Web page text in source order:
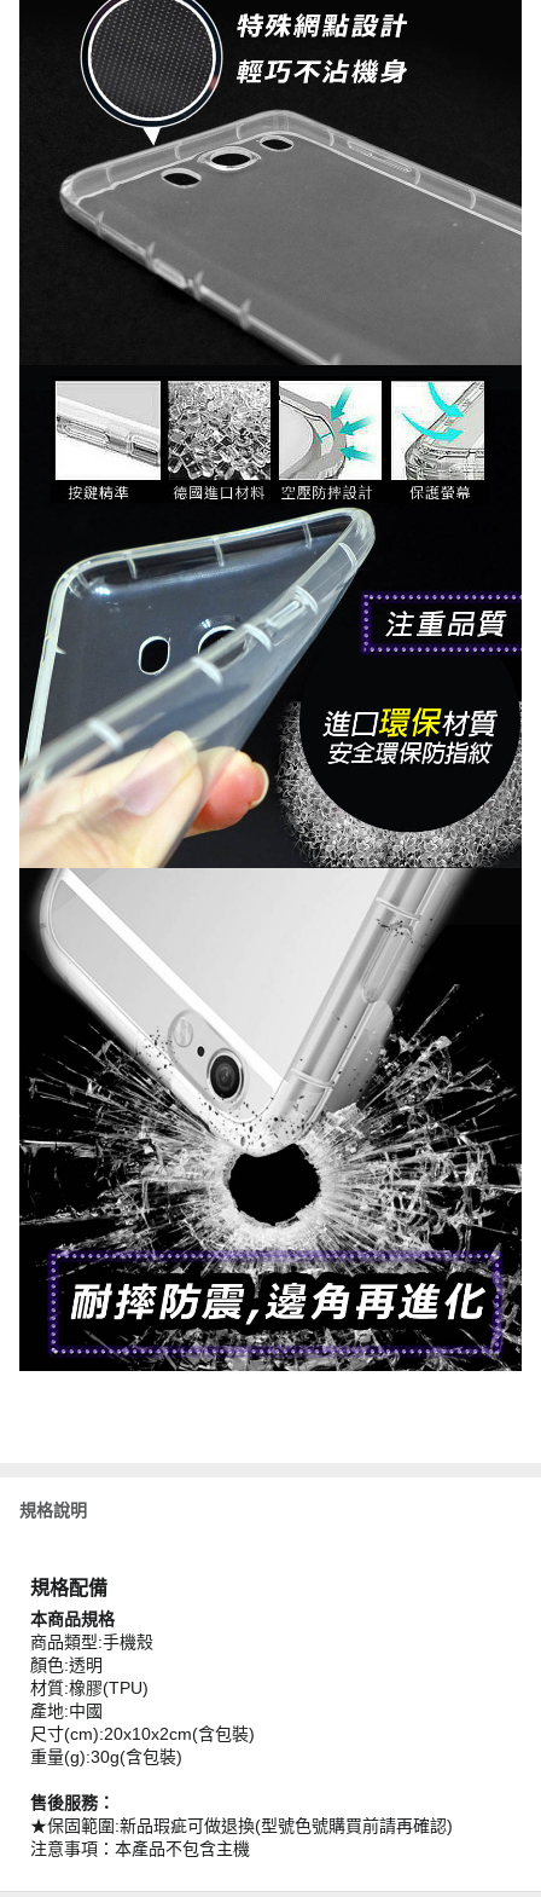
規格說明
規格配備
本商品規格
商品類型:手機殼
顏色:透明
材質:橡膠(TPU)
產地:中國
尺寸(cm):20x10x2cm(含包裝)
重量(g):30g(含包裝)
售後服務：
★保固範圍:新品瑕疵可做退換(型號色號購買前請再確認)
注意事項：本產品不包含主機